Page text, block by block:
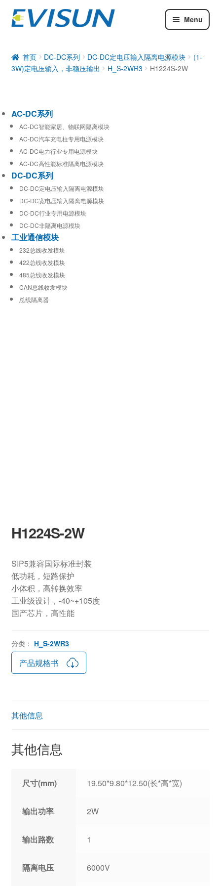
Menu
DC-DC系列
工业通信模块
首页 DC-DC系列 DC-DC定电压输入隔离电源模块
(1-
3W)定电压输入，非稳压输出
H_S-2WR3 H1224S-2W
H1224S-2W
SIP5兼容国际标准封装
低功耗，短路保护
小体积，高转换效率
工业级设计，-40~+105度
国产芯片，高性能
分类： H_S-2WR3
产品规格书
其他信息
其他信息
尺寸(mm) 19.50*9.80*12.50(长*高*宽)
输出功率 2W
输出路数 1
隔离电压 6000V
AC-DC系列
AC-DC智能家居、物联网隔离模块
AC-DC汽车充电柱专用电源模块
AC-DC电力行业专用电源模块
AC-DC高性能标准隔离电源模块
DC-DC系列
DC-DC定电压输入隔离电源模块
DC-DC宽电压输入隔离电源模块
DC-DC行业专用电源模块
DC-DC非隔离电源模块
工业通信模块
232总线收发模块
422总线收发模块
485总线收发模块
CAN总线收发模块
总线隔离器